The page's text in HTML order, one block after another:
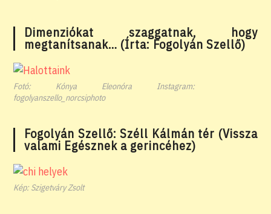
Dimenziókat szaggatnak, hogy
megtanítsanak… (Írta: Fogolyán Szellő)
Fotó: Kónya Eleonóra Instagram:
fogolyanszello_norcsiphoto
Fogolyán Szellő: Széll Kálmán tér (Vissza
valami Egésznek a gerincéhez)
Kép: Szigetváry Zsolt